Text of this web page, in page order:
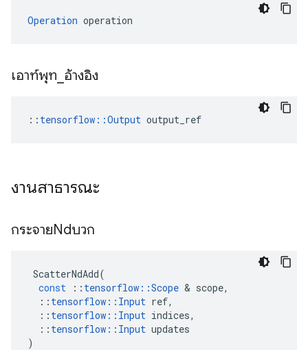
Operation operation
เอาท์พุท อ้างอิง
:: tensorflow::Output output_ref
งานสาธารณะ
กระจายNdบวก
ScatterNdAdd(
const
:: tensorflow ::Scope & scope,
:: tensorflow :: Input ref,
:: tensorflow :: Input indices,
:: tensorflow :: Input updates
)